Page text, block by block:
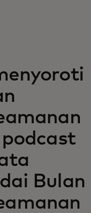
Bulan